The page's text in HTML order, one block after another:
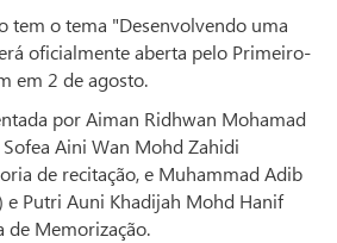
tem o tema "Desenvolvendo uma
oficialmente aberta pelo Primeiro-
em 2 de agosto.
por Aiman Ridhwan Mohamad
Aini Wan Mohd Zahidi
de recitação, e Muhammad Adib
e Putri Auni Khadijah Mohd Hanif
de Memorização.